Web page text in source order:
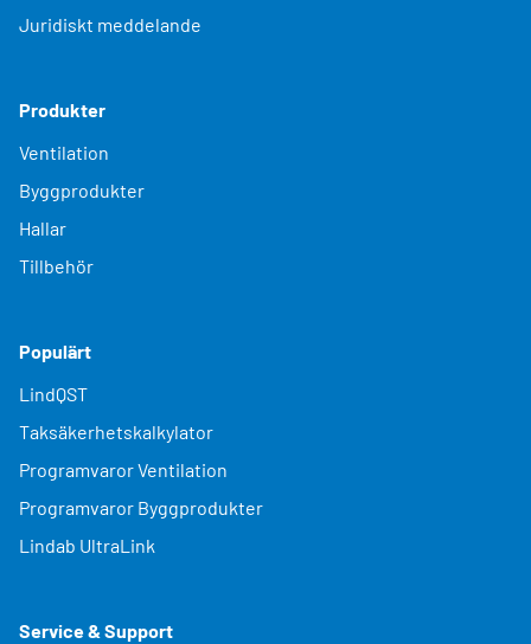
Juridiskt meddelande
Produkter
Ventilation
Byggprodukter
Hallar
Tillbehör
Populärt
LindQST
Taksäkerhetskalkylator
Programvaror Ventilation
Programvaror Byggprodukter
Lindab UltraLink
Service & Support